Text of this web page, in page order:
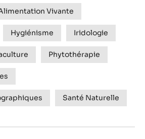
Vivante
Hygiénisme Iridologie
Phytothérapie
Santé Naturelle